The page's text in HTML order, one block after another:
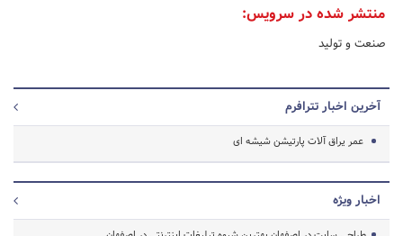
منتشر شده در سرویس:
صنعت و تولید
آخرین اخبار تترافرم
عمر یراق آلات پارتیشن شیشه ای
اخبار ویژه